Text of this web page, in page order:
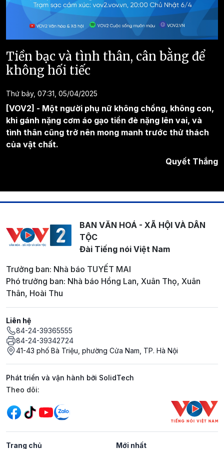
Tiền bạc và tình thân, cân bằng để
không hối tiếc
Thứ bảy, 07:31, 05/04/2025
[VOV2] - Một người phụ nữ không chồng, không con,
khi gánh nặng cơm áo gạo tiền đè nặng lên vai, và
tình thân cũng trở nên mong manh trước thử thách
của vật chất.
Quyết Thắng
BAN VĂN HOÁ - XÃ HỘI VÀ DÂN
TỘC
Đài Tiếng nói Việt Nam
Trưởng ban: Nhà báo TUYẾT MAI
Phó trưởng ban: Nhà báo Hồng Lan, Xuân Thọ, Xuân
Thân, Hoài Thu
Liên hệ
84-24-39365555
84-24-39342724
41-43 phố Bà Triệu, phường Cửa Nam, TP. Hà Nội
Phát triển và vận hành bởi SolidTech
Mạng xã hội
Theo dõi:
Trang chủ Mới nhất